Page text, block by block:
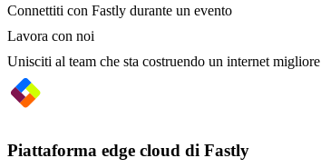
Connettiti con Fastly durante un evento
Lavora con noi
Unisciti al team che sta costruendo un internet migliore
Piattaforma edge cloud di Fastly